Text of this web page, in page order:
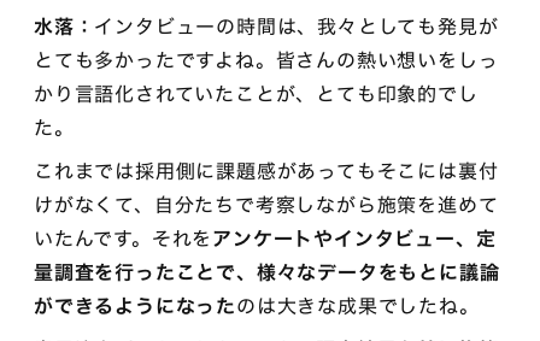
水落： インタビューの時間は、我々としても発見が
とても多かったですよね。皆さんの熱い想いをしっ
かり言語化されていたことが、とても印象的でし
た。
これまでは採用側に課題感があってもそこには裏付
けがなくて、自分たちで考察しながら施策を進めて
いたんです。それをアンケートやインタビュー、定
量調査を行ったことで、様々なデータをもとに議論
ができるようになったのは大きな成果でしたね。